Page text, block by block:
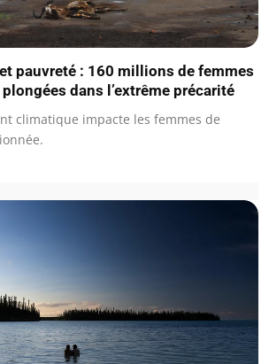
pauvreté : 160 millions de femmes
dans l’extrême précarité
climatique impacte les femmes de